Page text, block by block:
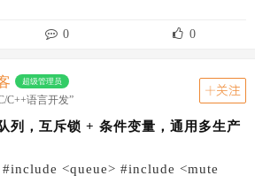
0 0
超级管理员
C++语言开发”
关注
列，互斥锁 + 条件变量，通用多生产
<queue> #include <mute